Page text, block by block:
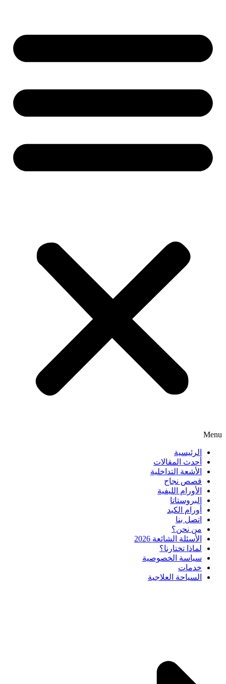
Menu
الرئيسية
أحدث المقالات
الأشعة التداخلية
قصص نجاح
الأورام الليفية
البروستاتا
أورام الكبد
اتصل بنا
من نحن؟
الأسئلة الشائعة 2026
لماذا تختارنا؟
سياسة الخصوصية
خدمات
السياحة العلاجية